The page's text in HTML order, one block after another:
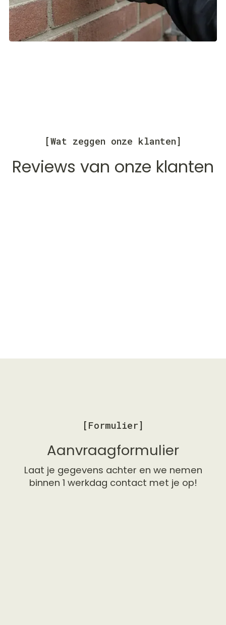
[Wat zeggen onze klanten]
Reviews van onze klanten
[Formulier]
Aanvraagformulier
Laat je gegevens achter en we nemen
binnen 1 werkdag contact met je op!